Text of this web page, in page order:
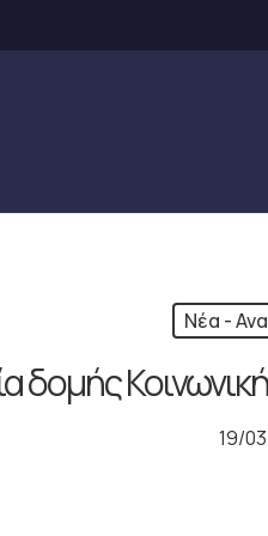
Νέα -
δομής
19/